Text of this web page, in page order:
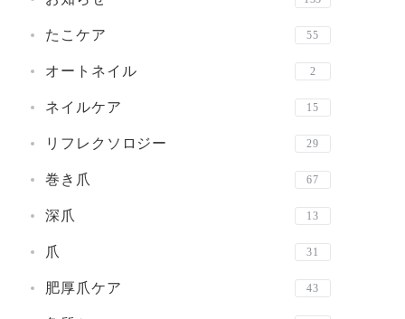
たこケア 55
オートネイル 2
ネイルケア 15
リフレクソロジー 29
巻き爪 67
深爪 13
爪 31
肥厚爪ケア 43